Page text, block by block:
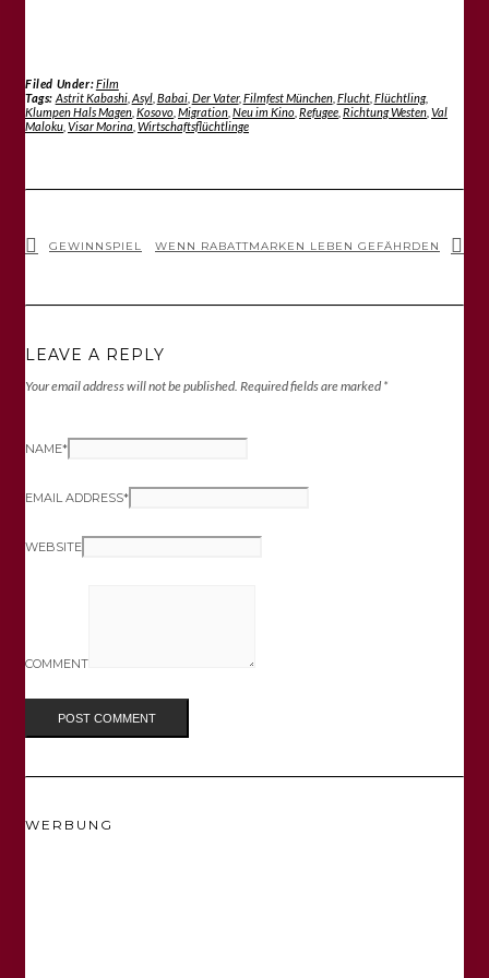
Filed Under:Film
Tags: Astrit Kabashi, Asyl, Babai, Der Vater, Filmfest München, Flucht, Flüchtling,
Klumpen Hals Magen Kosovo Migration Neu im Kino Refugee Richtung Westen Val
Maloku Visar Morina Wirtschaftsflüchtlinge
GEWINNSPIEL WENN RABATTMARKEN LEBEN GEFÄHRDEN
LEAVE A REPLY
Your email address will not be published. Required fields are marked *
NAME*
EMAIL ADDRESS*
WEBSITE
COMMENT
WERBUNG